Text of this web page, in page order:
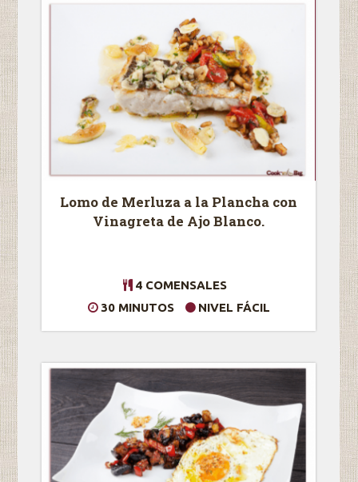
Lomo de Merluza a la Plancha con
Vinagreta de Ajo Blanco.
4 COMENSALES
30 MINUTOS
NIVEL FÁCIL